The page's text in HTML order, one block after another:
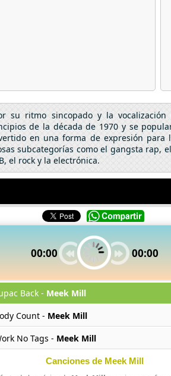
su ritmo sincopado y la
de la década de 1970 y se
en una forma de expresión
subcategorías como el gangsta rap,
el rock y la electrónica.
00:00 00:00
Back - Meek Mill
Count - Meek Mill
No Tags - Meek Mill
Canciones de Meek Mill